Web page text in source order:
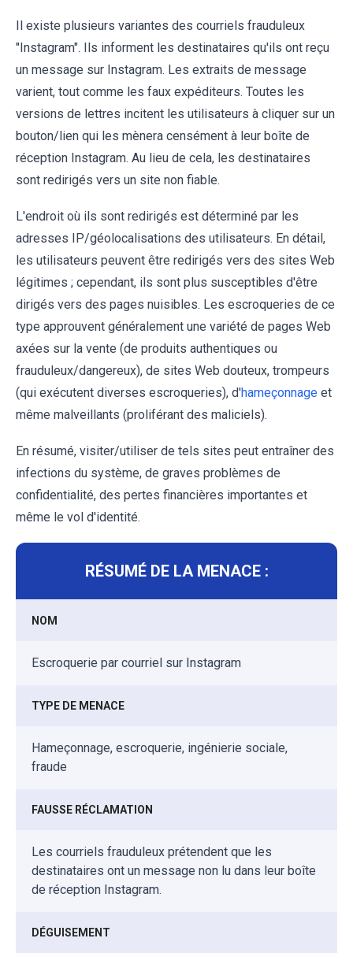
Il existe plusieurs variantes des courriels frauduleux
"Instagram". Ils informent les destinataires qu'ils ont reçu
un message sur Instagram. Les extraits de message
varient, tout comme les faux expéditeurs. Toutes les
versions de lettres incitent les utilisateurs à cliquer sur un
bouton/lien qui les mènera censément à leur boîte de
réception Instagram. Au lieu de cela, les destinataires
sont redirigés vers un site non fiable.
L'endroit où ils sont redirigés est déterminé par les
adresses IP/géolocalisations des utilisateurs. En détail,
les utilisateurs peuvent être redirigés vers des sites Web
légitimes ; cependant, ils sont plus susceptibles d'être
dirigés vers des pages nuisibles. Les escroqueries de ce
type approuvent généralement une variété de pages Web
axées sur la vente (de produits authentiques ou
frauduleux/dangereux), de sites Web douteux, trompeurs
(qui exécutent diverses escroqueries), d'hameçonnage et
même malveillants (proliférant des maliciels).
En résumé, visiter/utiliser de tels sites peut entraîner des
infections du système, de graves problèmes de
confidentialité, des pertes financières importantes et
même le vol d'identité.
RÉSUMÉ DE LA MENACE :
NOM
Escroquerie par courriel sur Instagram
TYPE DE MENACE
Hameçonnage, escroquerie, ingénierie sociale,
fraude
FAUSSE RÉCLAMATION
Les courriels frauduleux prétendent que les
destinataires ont un message non lu dans leur boîte
de réception Instagram.
DÉGUISEMENT